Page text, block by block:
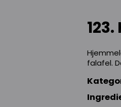
falafel.